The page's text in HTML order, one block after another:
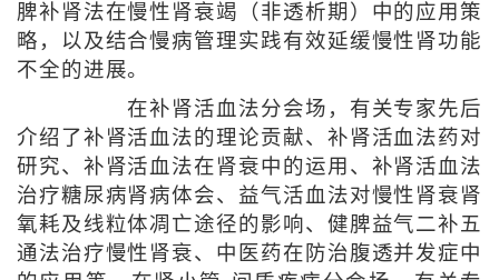
脾补肾法在慢性肾衰竭（非透析期）中的应用策
略，以及结合慢病管理实践有效延缓慢性肾功能
不全的进展。
在补肾活血法分会场，有关专家先后
介绍了补肾活血法的理论贡献、补肾活血法药对
研究、补肾活血法在肾衰中的运用、补肾活血法
治疗糖尿病肾病体会、益气活血法对慢性肾衰肾
氧耗及线粒体凋亡途径的影响、健脾益气二补五
通法治疗慢性肾衰、中医药在防治腹透并发症中